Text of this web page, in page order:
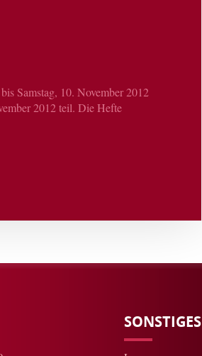
Samstag, 10. November 2012
2012 teil. Die Hefte
SONSTIGES